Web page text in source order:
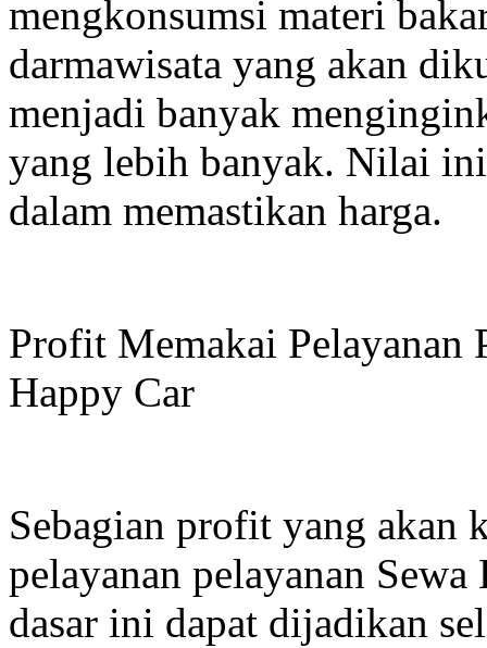
mengkonsumsi materi
darmawisata yang akan
menjadi banyak
yang lebih banyak. Nilai
dalam memastikan harga.
Profit Memakai Pelayanan
Happy Car
Sebagian profit yang akan
pelayanan pelayanan
dasar ini dapat dijadikan